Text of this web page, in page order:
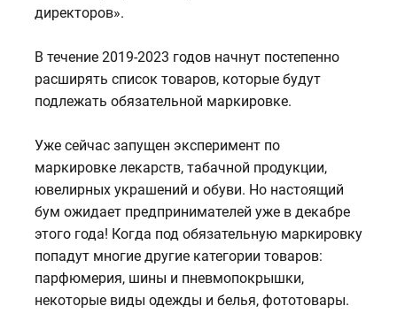
директоров».
В течение 2019-2023 годов начнут постепенно
расширять список товаров, которые будут
подлежать обязательной маркировке.
Уже сейчас запущен эксперимент по
маркировке лекарств, табачной продукции,
ювелирных украшений и обуви. Но настоящий
бум ожидает предпринимателей уже в декабре
этого года! Когда под обязательную маркировку
попадут многие другие категории товаров:
парфюмерия, шины и пневмопокрышки,
некоторые виды одежды и белья, фототовары.